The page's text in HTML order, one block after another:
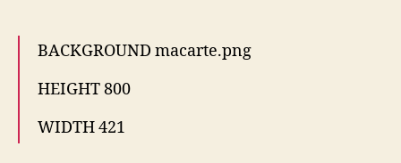
BACKGROUND macarte.png
HEIGHT 800
WIDTH 421